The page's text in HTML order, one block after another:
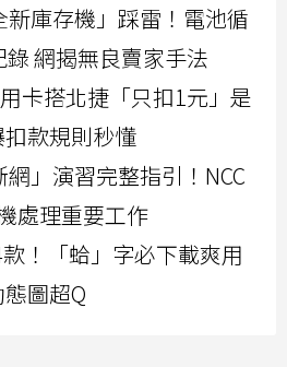
庫存機」踩雷！電池循
網揭無良賣家手法
卡搭北捷「只扣1元」是
款規則秒懂
」演習完整指引！NCC
處理重要工作
！「蛤」字必下載爽用
圖超Q